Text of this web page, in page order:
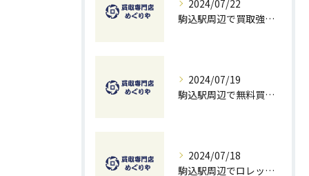
2024/07/22
駒込駅周辺で買取強化中！お得に売るための秘訣
2024/07/19
駒込駅周辺で無料買取を試すチャンス！ベストな方法とコツ
2024/07/18
駒込駅周辺でロレックスを高価買取する方法と無料査定のコツ